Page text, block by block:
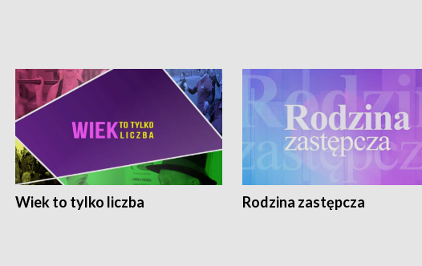
Wiek to tylko liczba Rodzina zastępcza